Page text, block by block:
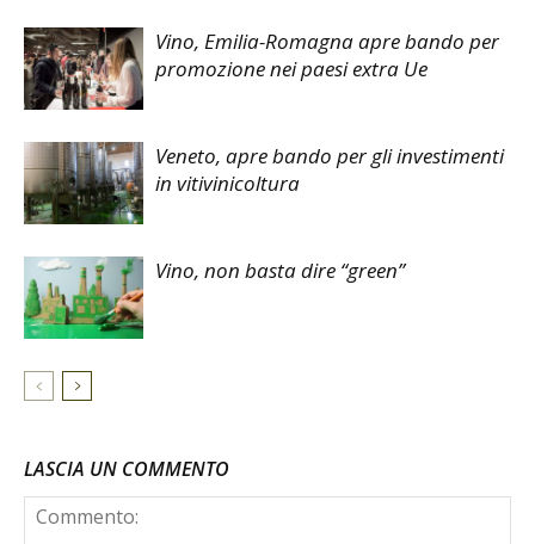
Vino, Emilia-Romagna apre bando per
promozione nei paesi extra Ue
Veneto, apre bando per gli investimenti
in vitivinicoltura
Vino, non basta dire “green”
LASCIA UN COMMENTO